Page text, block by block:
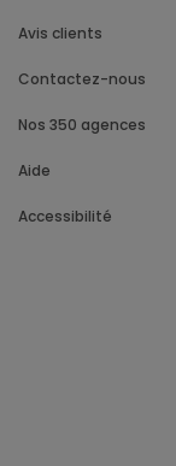
Avis clients
Contactez-nous
Nos 350 agences
Aide
Accessibilité